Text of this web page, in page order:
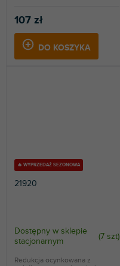
107 zł
DO KOSZYKA
🔥 WYPRZEDAŻ SEZONOWA
21920
Dostępny w sklepie
stacjonarnym
(7 szt)
Redukcja ocynkowana z